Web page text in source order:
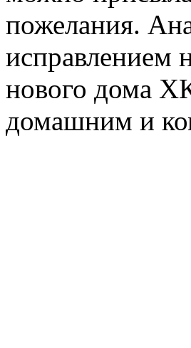
пожелания.
исправлением
нового дома
домашним и